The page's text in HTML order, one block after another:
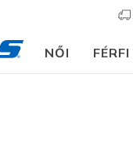
NŐI FÉRFI